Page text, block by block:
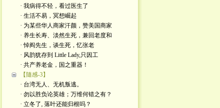
· 我病得不轻，看过医生了
· 生活不易，冥想崛起
· 为某些华人商家汗颜，赞美国商家
· 养生长寿、淡然生死，兼回老度和
· 悼阎先生，谈生死，忆张老
· 风韵犹存到 Little Lady,只因工
· 共产养老金，国之重器！
【隨感-3】
· 台湾无人、无机叛逃。
· 勿以胜负论英雄；万维何错之有？
· 立冬了, 落叶还能归根吗？